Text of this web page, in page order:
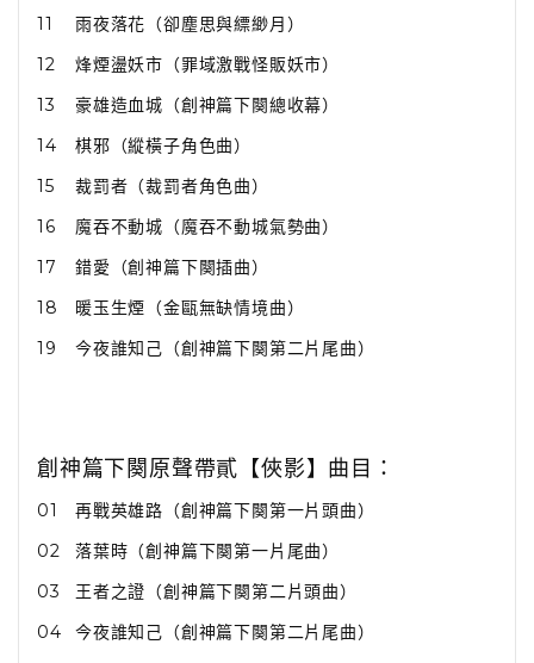
11
雨夜落花（卻塵思與縹緲月）
12
烽煙盪妖市（罪域激戰怪販妖市）
13
豪雄造血城（創神篇下闋總收幕）
14
棋邪（縱橫子角色曲）
15
裁罰者（裁罰者角色曲）
16
魔吞不動城（魔吞不動城氣勢曲）
17
錯愛（創神篇下闋插曲）
18
暖玉生煙（金甌無缺情境曲）
19
今夜誰知己（創神篇下闋第二片尾曲）
創神篇下闋原聲帶貳【俠影】曲目：
01
再戰英雄路（創神篇下闋第一片頭曲）
02
落葉時（創神篇下闋第一片尾曲）
03
王者之證（創神篇下闋第二片頭曲）
04
今夜誰知己（創神篇下闋第二片尾曲）